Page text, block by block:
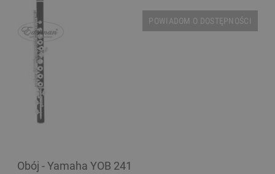
POWIADOM O DOSTĘPNOŚCI
Obój - Yamaha YOB 241